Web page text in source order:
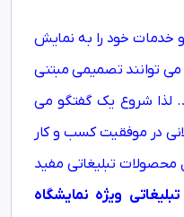
خدمات خود را به نمایش
توانند تصمیمی مبتنی
لذا شروع یک گفتگو می
در موفقیت کسب و کار
محصولات تبلیغاتی مفید
ویژه نمایشگاه